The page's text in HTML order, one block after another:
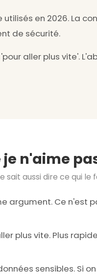
en 2026. La
de sécurité.
aller plus vite'.
je n'aime
sait aussi dire ce qui le
argument. Ce n'est
plus vite. Plus
sensibles. Si